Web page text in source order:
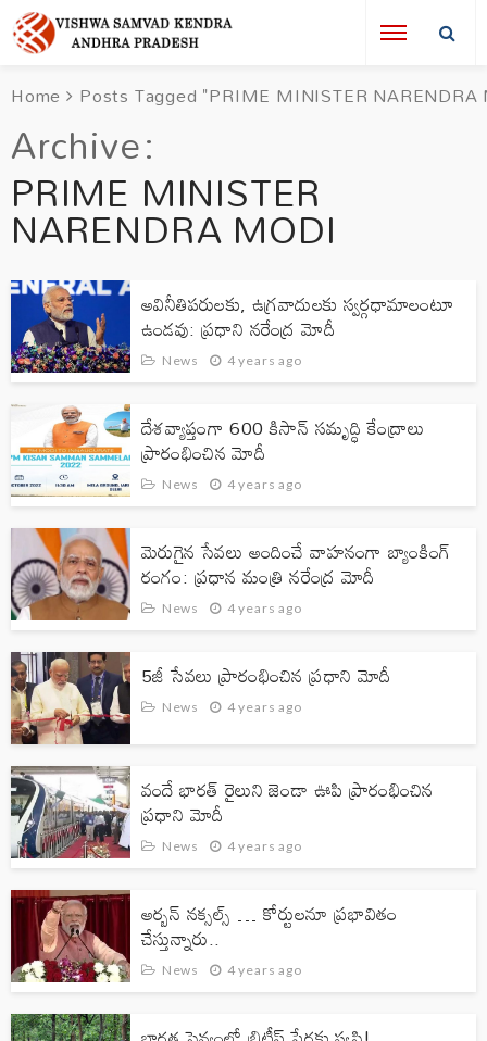
Home Posts Tagged "PRIME MINISTER
Archive
PRIME MINISTER
NARENDRA MODI
అవినీతిపరులకు, ఉగ్రవాదులకు స్వర్గధామాలంటూ
ఉండవు: ప్రధాని నరేంద్ర మోదీ
News 4 years ago
దేశవ్యాప్తంగా 600 కిసాన్ సమృద్ధి కేంద్రాలు
ప్రారంభించిన మోదీ
News 4 years ago
మెరుగైన సేవలు అందించే వాహనంగా బ్యాంకింగ్
రంగం: ప్రధాన మంత్రి నరేంద్ర మోదీ
News 4 years ago
5జీ సేవలు ప్రారంభించిన ప్రధాని మోదీ
News 4 years ago
వందే భార‌త్ రైలుని జెండా ఊపి ప్రారంభించిన
ప్ర‌ధాని మోదీ
News 4 years ago
అర్బన్ నక్సల్స్ … కోర్టులనూ ప్రభావితం
చేస్తున్నారు..
News 4 years ago